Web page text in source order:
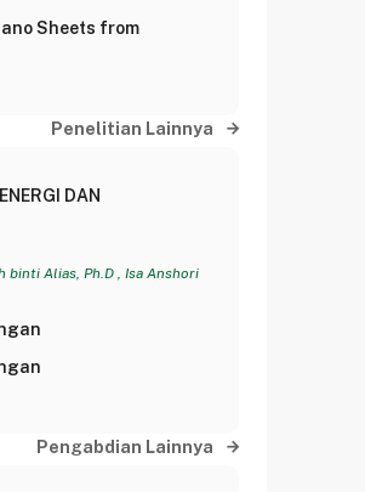
Sheets from
Penelitian Lainnya
DAN
binti Alias, Ph.D , Isa Anshori
Pengabdian Lainnya